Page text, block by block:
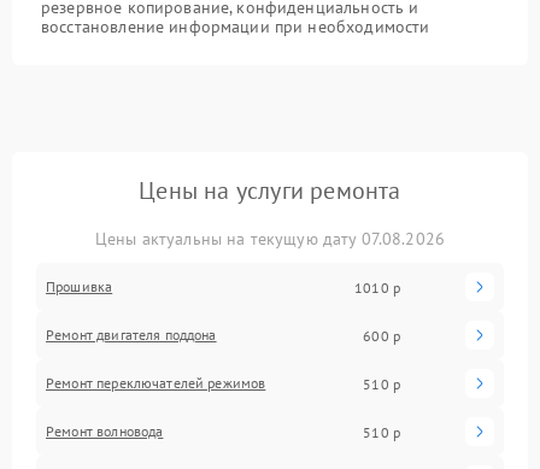
резервное копирование, конфиденциальность и
восстановление информации при необходимости
Цены на услуги ремонта
Цены актуальны на текущую дату 07.08.2026
Прошивка 1010 р
Ремонт двигателя поддона 600 р
Ремонт переключателей режимов 510 р
Ремонт волновода 510 р